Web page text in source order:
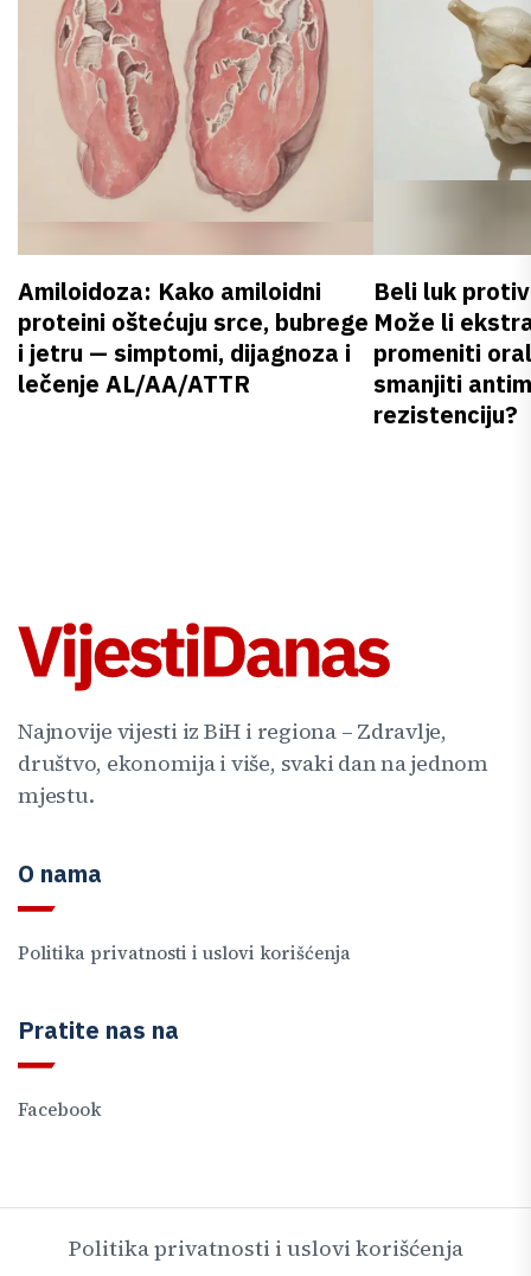
Amiloidoza: Kako amiloidni
proteini oštećuju srce, bubrege
i jetru — simptomi, dijagnoza i
lečenje AL/AA/ATTR
Beli luk
Može li
promeniti
smanjiti
rezistenciju?
Najnovije vijesti iz BiH i regiona – Zdravlje,
društvo, ekonomija i više, svaki dan na jednom
mjestu.
O nama
Politika privatnosti i uslovi korišćenja
Pratite nas na
Facebook
Politika privatnosti i uslovi korišćenja